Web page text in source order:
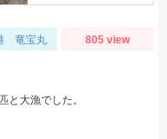
竜宝丸 805 view
と大漁でした。